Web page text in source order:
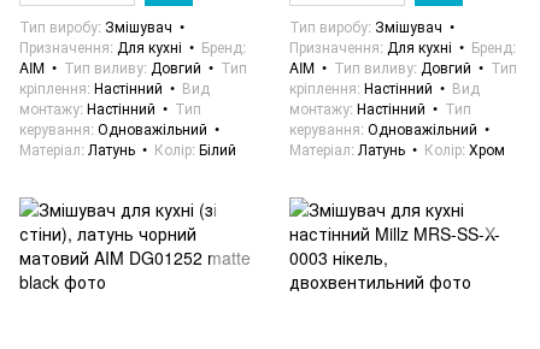
Тип виробу Змішувач
Призначення Для кухні
Бренд
AIM
Тип виливу Довгий
Тип
кріплення Настінний
Вид
монтажу Настінний
Тип
керування Одноважільний
Матеріал Латунь Колір Білий
Тип виробу Змішувач
Призначення Для кухні
Бренд
AIM
Тип виливу Довгий
Тип
кріплення Настінний
Вид
монтажу Настінний
Тип
керування Одноважільний
Матеріал Латунь Колір Хром